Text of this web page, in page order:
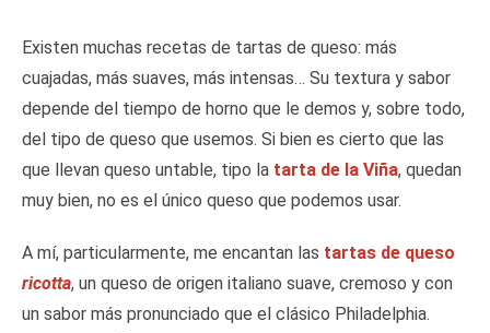
Existen muchas recetas de tartas de queso: más
cuajadas, más suaves, más intensas… Su textura y sabor
depende del tiempo de horno que le demos y, sobre todo,
del tipo de queso que usemos. Si bien es cierto que las
que llevan queso untable, tipo la tarta de la Viña, quedan
muy bien, no es el único queso que podemos usar.
A mí, particularmente, me encantan las tartas de queso
ricotta, un queso de origen italiano suave, cremoso y con
un sabor más pronunciado que el clásico Philadelphia.